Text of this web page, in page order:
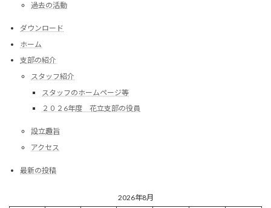
過去の活動
ダウンロード
ホーム
支部の紹介
スタッフ紹介
スタッフのホームページ等
２０２6年度 花立支部の役員
設立趣旨
アクセス
最新の投稿
2026年8月